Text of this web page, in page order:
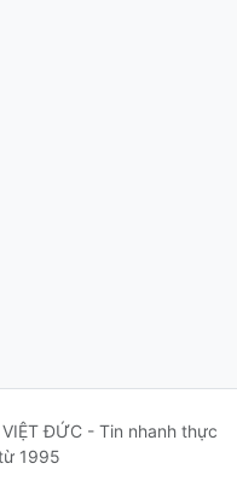
ĐỨC - Tin nhanh thực
1995